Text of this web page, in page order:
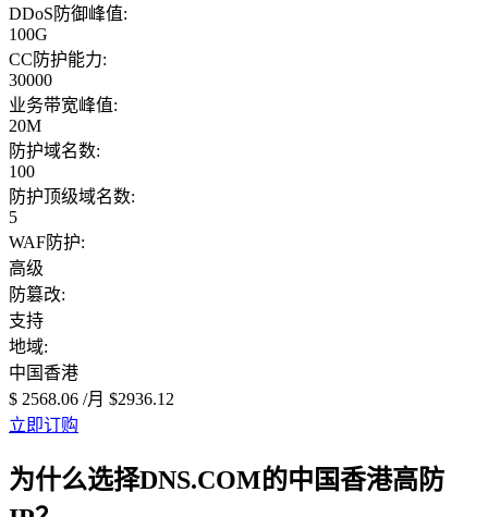
DDoS防御峰值:
100G
CC防护能力:
30000
业务带宽峰值:
20M
防护域名数:
100
防护顶级域名数:
5
WAF防护:
高级
防篡改:
支持
地域:
中国香港
$ 2568.06 /月 $2936.12
立即订购
为什么选择DNS.COM的中国香港高防